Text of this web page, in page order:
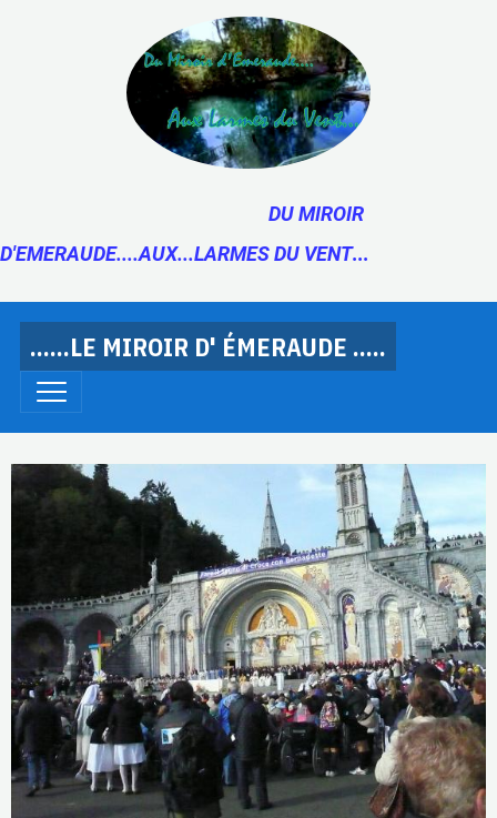
DU MIROIR
D'EMERAUDE....AUX...LARMES DU VENT...
......LE MIROIR D' ÉMERAUDE .....